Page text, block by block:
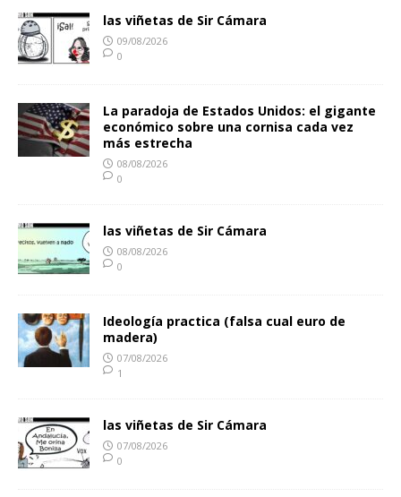
las viñetas de Sir Cámara
09/08/2026
0
La paradoja de Estados Unidos: el gigante
económico sobre una cornisa cada vez
más estrecha
08/08/2026
0
las viñetas de Sir Cámara
08/08/2026
0
Ideología practica (falsa cual euro de
madera)
07/08/2026
1
las viñetas de Sir Cámara
07/08/2026
0